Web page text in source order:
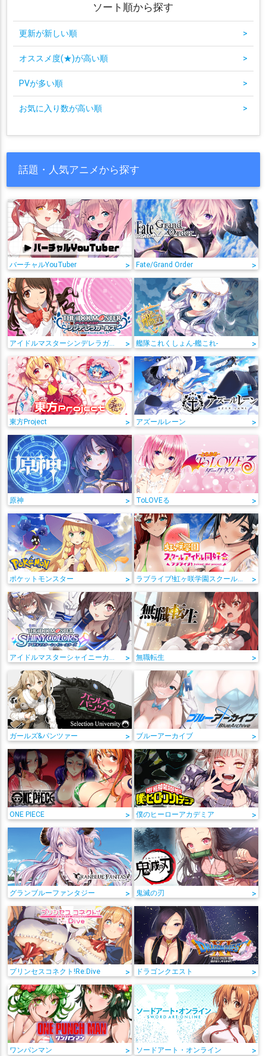
ソート順から探す
更新が新しい順 >
オススメ度(★)が高い順 >
PVが多い順 >
お気に入り数が高い順 >
話題・人気アニメから探す
バーチャルYouTuber > Fate/Grand Order >
アイドルマスターシンデレラガールズ > 艦隊これくしょん-艦これ- >
東方Project > アズールレーン >
原神 > ToLOVEる >
ポケットモンスター > ラブライブ!虹ヶ咲学園スクールアイドル同好会 >
アイドルマスターシャイニーカラーズ > 無職転生 >
ガールズ&パンツァー > ブルーアーカイブ >
ONE PIECE > 僕のヒーローアカデミア >
グランブルーファンタジー > 鬼滅の刃 >
プリンセスコネクト!Re:Dive > ドラゴンクエスト >
ワンパンマン > ソードアート・オンライン >